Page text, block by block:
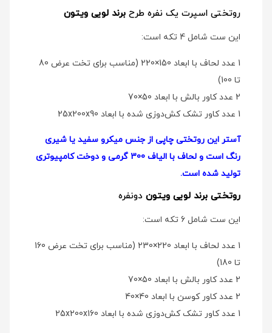
روتختی اسپرت یک نفره طرح برند لویی ویتون
این ست شامل 4 تکه است:
1 عدد لحاف با ابعاد 150×220 (مناسب برای تخت عرض 80
تا 100)
2 عدد کاور بالش با ابعاد 50×70
1 عدد کاور تشک کش‌دوزی شده با ابعاد 25x200x90
آستر این روتختی چاپی از جنس میکرو سفید یا شیری
رنگ است و لحاف با الیاف 300 گرمی و دوخت کامپیوتری
تولید شده است.
روتختی برند لویی ویتون دو‌نفره
این ست شامل 6 تکه است:
1 عدد لحاف با ابعاد 220×230 (مناسب برای تخت عرض 160
تا 180)
2 عدد کاور بالش با ابعاد 50×70
2 عدد کاور کوسن با ابعاد 40×40
1 عدد کاور تشک کش‌دوزی شده با ابعاد 25x200x160